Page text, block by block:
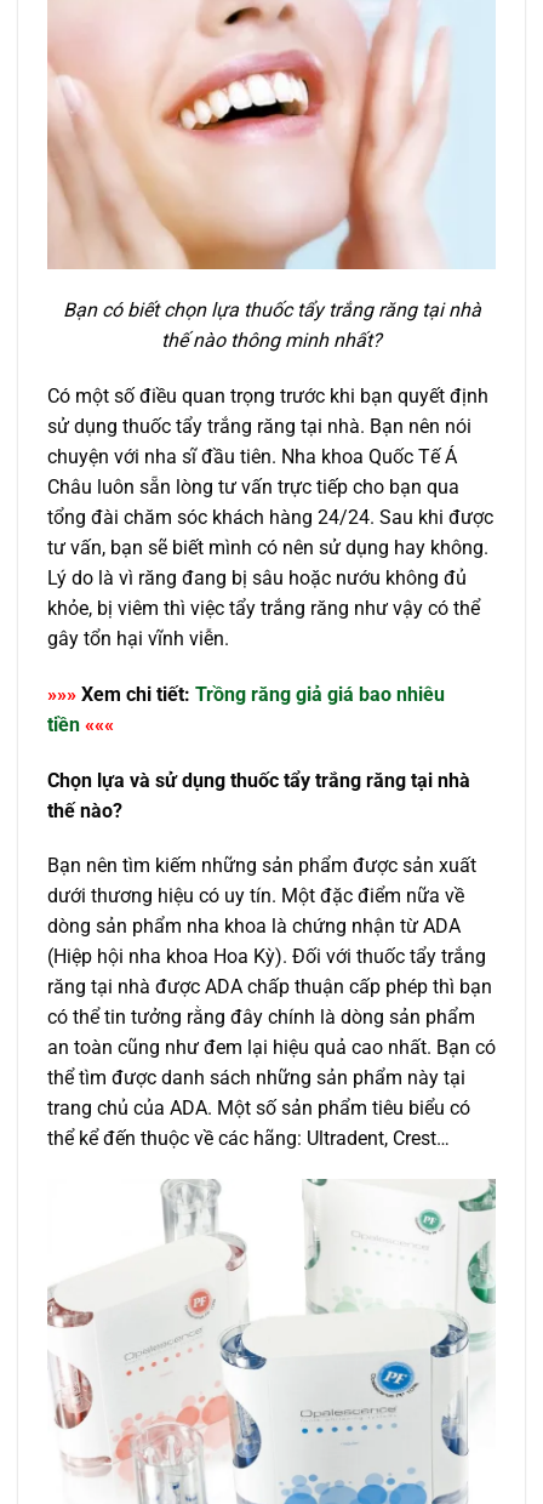
Bạn có biết chọn lựa thuốc tẩy trắng răng tại nhà
thế nào thông minh nhất?
Có một số điều quan trọng trước khi bạn quyết định
sử dụng thuốc tẩy trắng răng tại nhà. Bạn nên nói
chuyện với nha sĩ đầu tiên. Nha khoa Quốc Tế Á
Châu luôn sẵn lòng tư vấn trực tiếp cho bạn qua
tổng đài chăm sóc khách hàng 24/24. Sau khi được
tư vấn, bạn sẽ biết mình có nên sử dụng hay không.
Lý do là vì răng đang bị sâu hoặc nướu không đủ
khỏe, bị viêm thì việc tẩy trắng răng như vậy có thể
gây tổn hại vĩnh viễn.
»»» Xem chi tiết: Trồng răng giả giá bao nhiêu
tiền «««
Chọn lựa và sử dụng thuốc tẩy trắng răng tại nhà
thế nào?
Bạn nên tìm kiếm những sản phẩm được sản xuất
dưới thương hiệu có uy tín. Một đặc điểm nữa về
dòng sản phẩm nha khoa là chứng nhận từ ADA
(Hiệp hội nha khoa Hoa Kỳ). Đối với thuốc tẩy trắng
răng tại nhà được ADA chấp thuận cấp phép thì bạn
có thể tin tưởng rằng đây chính là dòng sản phẩm
an toàn cũng như đem lại hiệu quả cao nhất. Bạn có
thể tìm được danh sách những sản phẩm này tại
trang chủ của ADA. Một số sản phẩm tiêu biểu có
thể kể đến thuộc về các hãng: Ultradent, Crest…